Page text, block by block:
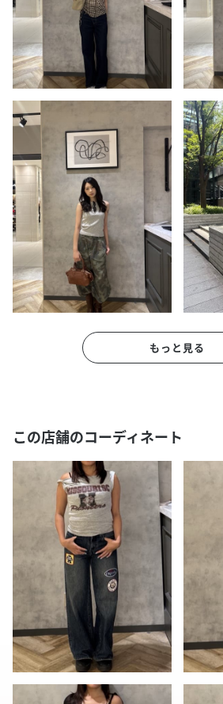
もっと見る
この店舗のコーディネート